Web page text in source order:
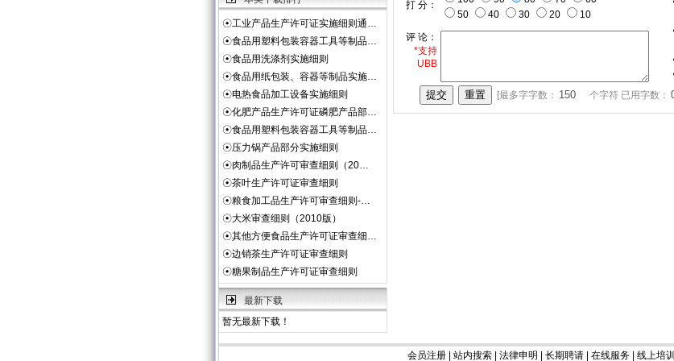
☉工业产品生产许可证实施细则通…
☉食品用塑料包装容器工具等制品…
☉食品用洗涤剂实施细则
☉食品用纸包装、容器等制品实施…
☉电热食品加工设备实施细则
☉化肥产品生产许可证磷肥产品部…
☉食品用塑料包装容器工具等制品…
☉压力锅产品部分实施细则
☉肉制品生产许可审查细则（20…
☉茶叶生产许可证审查细则
☉粮食加工品生产许可审查细则-…
☉大米审查细则（2010版）
☉其他方便食品生产许可证审查细…
☉边销茶生产许可证审查细则
☉糖果制品生产许可证审查细则
最新下载
暂无最新下载！
打 分：
50
40 30 20
10
评 论：
*支持
UBB
[最多字字数： 个字符 已用字数：
会员注册| 站内搜索| 法律申明 长期聘请| 在线服务| 线上培训